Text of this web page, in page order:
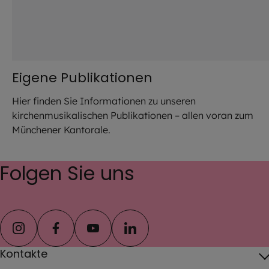
Eigene Publikationen
Hier finden Sie Informationen zu unseren
kirchenmusikalischen Publikationen – allen voran zum
Münchener Kantorale.
Folgen Sie uns
instagramfacebookyoutubelinkedin
Kontakte